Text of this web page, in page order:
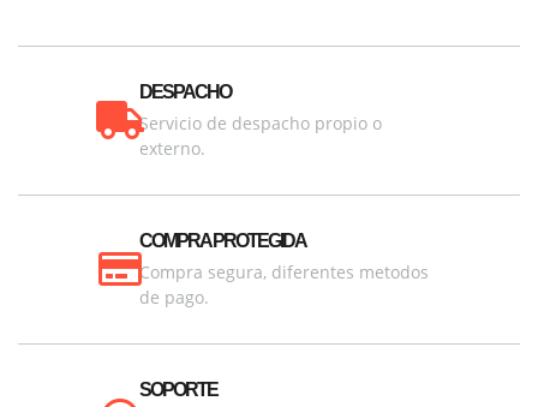
DESPACHO
Servicio de despacho propio o
externo.
COMPRA PROTEGIDA
Compra segura, diferentes metodos
de pago.
SOPORTE